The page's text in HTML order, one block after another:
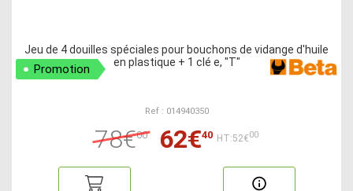
Jeu de 4 douilles spéciales pour bouchons de vidange d'huile
en plastique + 1 clé e, "T"
Promotion
Ref : 014940350
78€00 62€40 HT:52€00